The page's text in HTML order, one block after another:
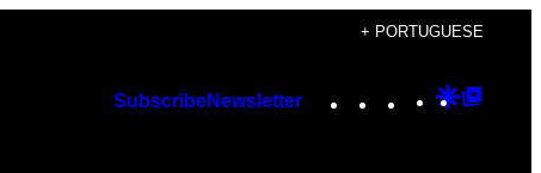
+ PORTUGUESE
SubscribeNewsletter Instagram
TikTok
YouTube
Google